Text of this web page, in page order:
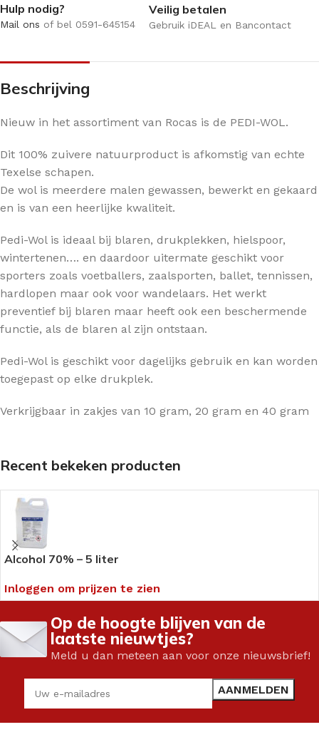
Hulp nodig?
Mail ons of bel 0591-645154
Veilig betalen
Gebruik iDEAL en Bancontact
Beschrijving
Nieuw in het assortiment van Rocas is de PEDI-WOL.
Dit 100% zuivere natuurproduct is afkomstig van echte
Texelse schapen.
De wol is meerdere malen gewassen, bewerkt en gekaard
en is van een heerlijke kwaliteit.
Pedi-Wol is ideaal bij blaren, drukplekken, hielspoor,
wintertenen…. en daardoor uitermate geschikt voor
sporters zoals voetballers, zaalsporten, ballet, tennissen,
hardlopen maar ook voor wandelaars. Het werkt
preventief bij blaren maar heeft ook een beschermende
functie, als de blaren al zijn ontstaan.
Pedi-Wol is geschikt voor dagelijks gebruik en kan worden
toegepast op elke drukplek.
Verkrijgbaar in zakjes van 10 gram, 20 gram en 40 gram
Recent bekeken producten
Alcohol 70% – 5 liter
Inloggen om prijzen te zien
Op de hoogte blijven van de
laatste nieuwtjes?
Meld u dan meteen aan voor onze nieuwsbrief!